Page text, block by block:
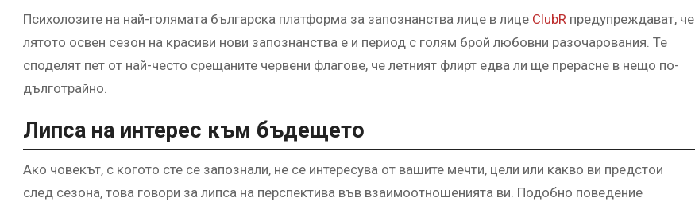
Психолозите на най-голямата българска платформа за запознанства лице в лице ClubR предупреждават, че
лятото освен сезон на красиви нови запознанства е и период с голям брой любовни разочарования. Те
споделят пет от най-често срещаните червени флагове, че летният флирт едва ли ще прерасне в нещо по-
дълготрайно.
Липса на интерес към бъдещето
Ако човекът, с когото сте се запознали, не се интересува от вашите мечти, цели или какво ви предстои
след сезона, това говори за липса на перспектива във взаимоотношенията ви. Подобно поведение